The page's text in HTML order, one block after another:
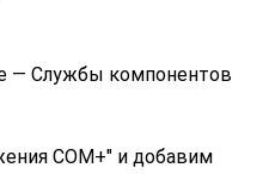
— Службы компонентов
COM+" и добавим